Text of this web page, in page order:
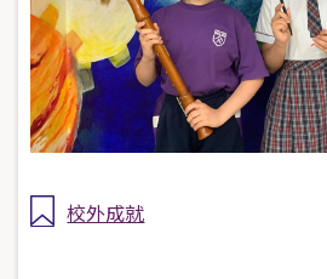
校外成就